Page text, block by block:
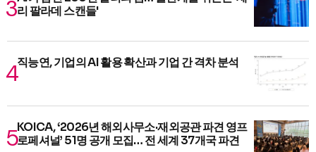
리 팔라데 스캔들'
직능연, 기업의 AI 활용 확산과 기업 간 격차 분석
KOICA, ‘2026년 해외사무소·재외공관 파견 영프
로페셔널’ 51명 공개 모집… 전 세계 37개국 파견